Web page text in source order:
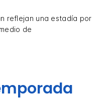
reflejan una estadía por
de